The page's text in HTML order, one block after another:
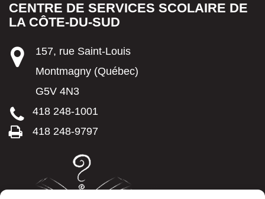
CENTRE DE SERVICES SCOLAIRE DE
LA CÔTE-DU-SUD
157, rue Saint-Louis
Montmagny (Québec)
G5V 4N3
418 248-1001
418 248-9797